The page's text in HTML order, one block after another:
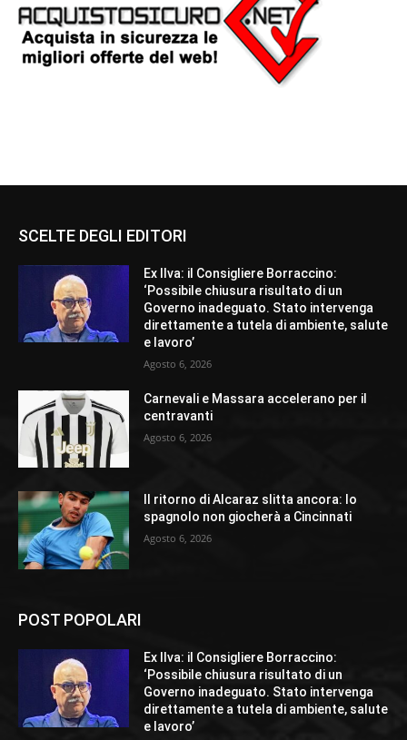
SCELTE DEGLI EDITORI
Ex Ilva: il Consigliere Borraccino:
‘Possibile chiusura risultato di un
Governo inadeguato. Stato intervenga
direttamente a tutela di ambiente, salute
e lavoro’
Agosto 6, 2026
Carnevali e Massara accelerano per il
centravanti
Agosto 6, 2026
Il ritorno di Alcaraz slitta ancora: lo
spagnolo non giocherà a Cincinnati
Agosto 6, 2026
POST POPOLARI
Ex Ilva: il Consigliere Borraccino:
‘Possibile chiusura risultato di un
Governo inadeguato. Stato intervenga
direttamente a tutela di ambiente, salute
e lavoro’